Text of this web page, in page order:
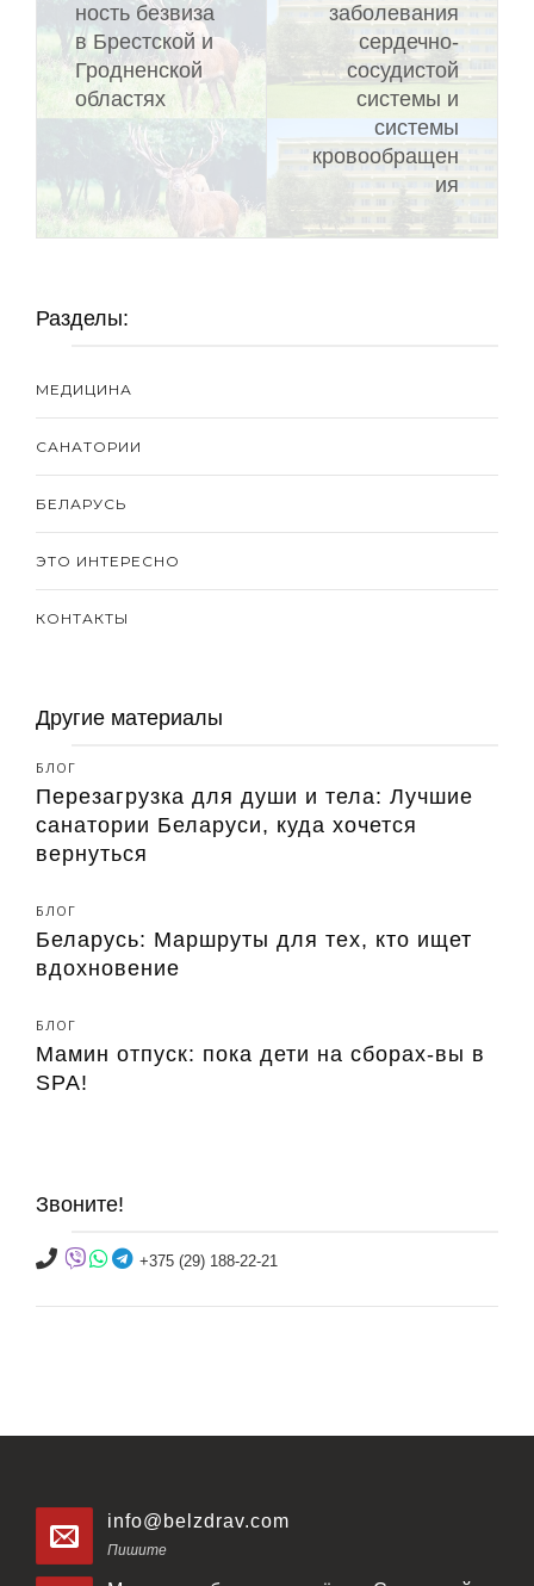
ность безвиза
в Брестской и
Гродненской
областях
заболевания
сердечно-
сосудистой
системы и
системы
кровообращен
ия
Разделы:
МЕДИЦИНА
САНАТОРИИ
БЕЛАРУСЬ
ЭТО ИНТЕРЕСНО
КОНТАКТЫ
Другие материалы
БЛОГ
Перезагрузка для души и тела: Лучшие
санатории Беларуси, куда хочется
вернуться
БЛОГ
Беларусь: Маршруты для тех, кто ищет
вдохновение
БЛОГ
Мамин отпуск: пока дети на сборах-вы в
SPA!
Звоните!
+375 (29) 188-22-21
info@belzdrav.com
Пишите